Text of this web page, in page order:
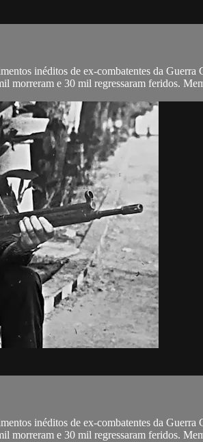
inéditos de ex-combatentes da
morreram e 30 mil regressaram feridos.
inéditos de ex-combatentes da
morreram e 30 mil regressaram feridos.